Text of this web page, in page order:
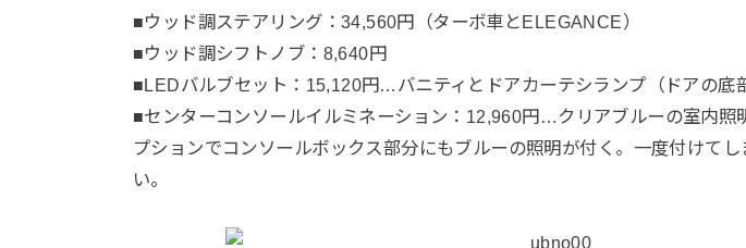
■ウッド調ステアリング：34,560円（ターボ車とELEGANCE）
■ウッド調シフトノブ：8,640円
■LEDバルブセット：15,120円…バニティとドアカーテシランプ（ドアの底
■センターコンソールイルミネーション：12,960円…クリアブルーの室内照
プションでコンソールボックス部分にもブルーの照明が付く。一度付けて
い。